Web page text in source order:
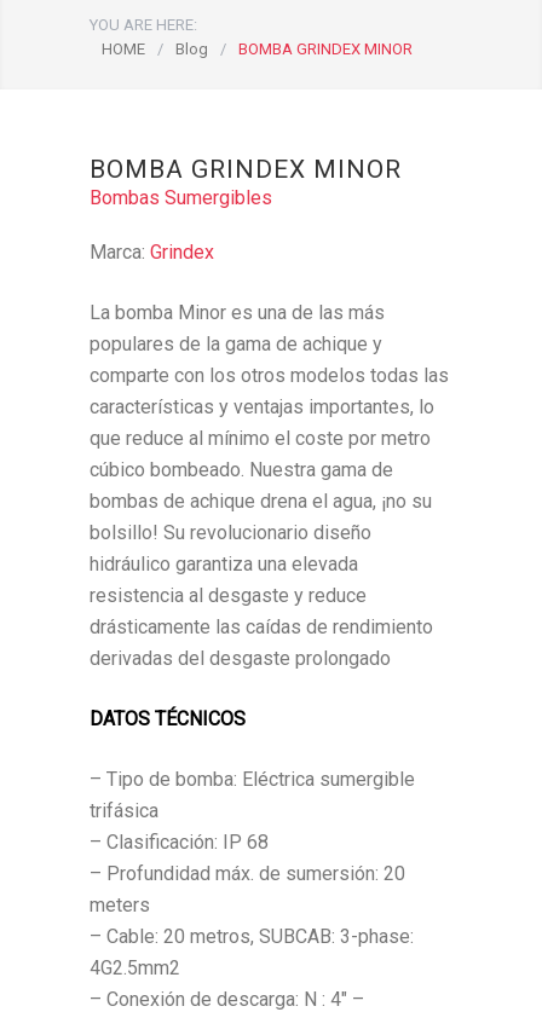
YOU ARE HERE:
HOME
/ Blog / BOMBA GRINDEX MINOR
BOMBA GRINDEX MINOR
Bombas Sumergibles
Marca: Grindex
La bomba Minor es una de las más
populares de la gama de achique y
comparte con los otros modelos todas las
características y ventajas importantes, lo
que reduce al mínimo el coste por metro
cúbico bombeado. Nuestra gama de
bombas de achique drena el agua, ¡no su
bolsillo! Su revolucionario diseño
hidráulico garantiza una elevada
resistencia al desgaste y reduce
drásticamente las caídas de rendimiento
derivadas del desgaste prolongado
DATOS TÉCNICOS
– Tipo de bomba: Eléctrica sumergible
trifásica
– Clasificación: IP 68
– Profundidad máx. de sumersión: 20
meters
– Cable: 20 metros, SUBCAB: 3-phase:
4G2.5mm2
– Conexión de descarga: N : 4″ –